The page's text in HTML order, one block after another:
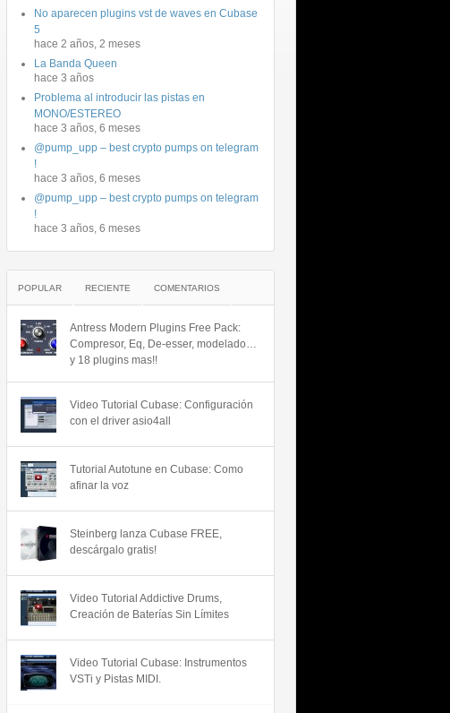
No aparecen plugins vst de waves en Cubase
5
hace 2 años, 2 meses
La Banda Queen
hace 3 años
Problema al introducir las pistas en
MONO/ESTEREO
hace 3 años, 6 meses
@pump_upp – best crypto pumps on telegram
!
hace 3 años, 6 meses
@pump_upp – best crypto pumps on telegram
!
hace 3 años, 6 meses
POPULAR RECIENTE COMENTARIOS
Antress Modern Plugins Free Pack:
Compresor, Eq, De-esser, modelado…
y 18 plugins mas!!
Video Tutorial Cubase: Configuración
con el driver asio4all
Tutorial Autotune en Cubase: Como
afinar la voz
Steinberg lanza Cubase FREE,
descárgalo gratis!
Video Tutorial Addictive Drums,
Creación de Baterías Sin Límites
Video Tutorial Cubase: Instrumentos
VSTi y Pistas MIDI.